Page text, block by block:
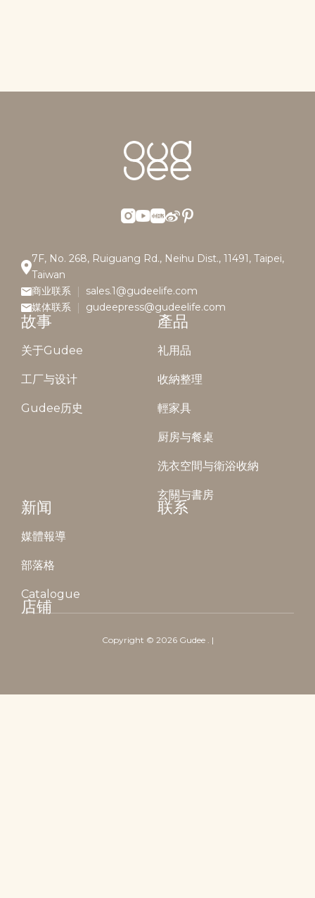
7F, No. 268, Ruiguang Rd., Neihu Dist., 11491, Taipei,
Taiwan
商业联系
sales.1@gudeelife.com
媒体联系
gudeepress@gudeelife.com
故事
关于Gudee
工厂与设计
Gudee历史
產品
礼用品
收納整理
輕家具
厨房与餐桌
洗衣空間与衛浴收納
玄關与書房
新闻
媒體報導
部落格
Catalogue
联系
店铺
Copyright © 2026 Gudee . |